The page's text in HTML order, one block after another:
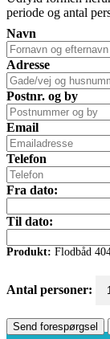
periode og antal
Navn
Adresse
Postnr. og by
Email
Telefon
Fra dato:
Til dato:
Produkt: Flodbåd
Antal personer:
Send forespørgsel